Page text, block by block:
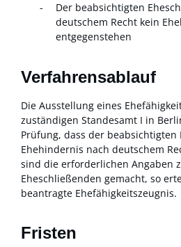
Der beabsichtigten
deutschem Recht kein
entgegenstehen
Verfahrensablauf
Die Ausstellung eines
zuständigen Standesamt I in
Prüfung, dass der beabsichtigten
Ehehindernis nach deutschem
sind die erforderlichen Angaben
Eheschließenden gemacht, so
beantragte Ehefähigkeitszeugnis.
Fristen